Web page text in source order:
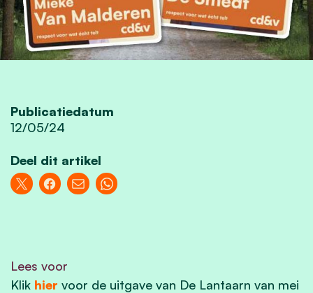
Publicatiedatum
12/05/24
Deel dit artikel
Lees voor
Klik hier voor de uitgave van De Lantaarn van mei